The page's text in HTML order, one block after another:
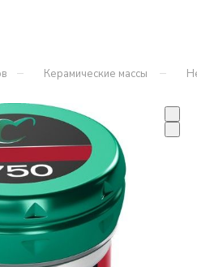
– Керамические массы –